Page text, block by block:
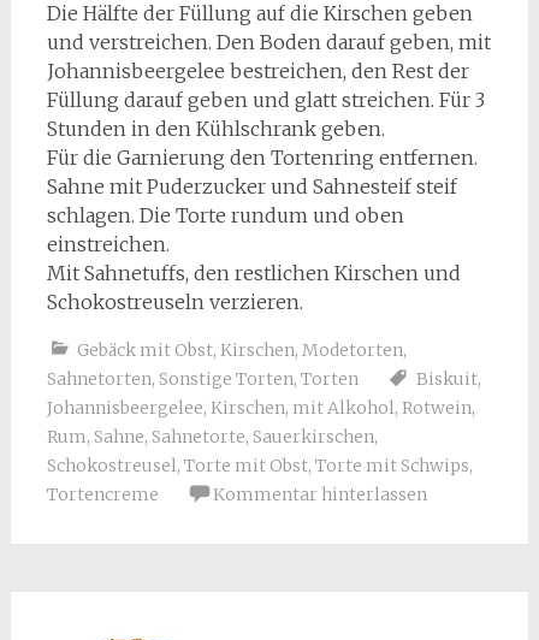
Die Hälfte der Füllung auf die Kirschen geben
und verstreichen. Den Boden darauf geben, mit
Johannisbeergelee bestreichen, den Rest der
Füllung darauf geben und glatt streichen. Für 3
Stunden in den Kühlschrank geben.
Für die Garnierung den Tortenring entfernen.
Sahne mit Puderzucker und Sahnesteif steif
schlagen. Die Torte rundum und oben
einstreichen.
Mit Sahnetuffs, den restlichen Kirschen und
Schokostreuseln verzieren.
Gebäck mit Obst, Kirschen, Modetorten,
Sahnetorten, Sonstige Torten, Torten Biskuit,
Johannisbeergelee, Kirschen, mit Alkohol, Rotwein,
Rum, Sahne, Sahnetorte, Sauerkirschen,
Schokostreusel, Torte mit Obst, Torte mit Schwips,
Tortencreme
Kommentar hinterlassen